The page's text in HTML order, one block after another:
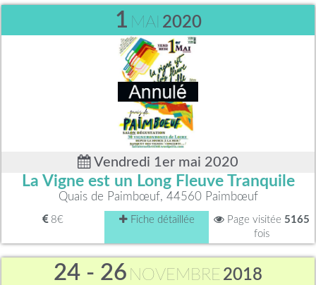
1 MAI 2020
Vendredi 1er mai 2020
La Vigne est un Long Fleuve Tranquile
Quais de Paimbœuf, 44560 Paimbœuf
8€ Fiche détaillée Page visitée 5165
fois
24 - 26 NOVEMBRE 2018